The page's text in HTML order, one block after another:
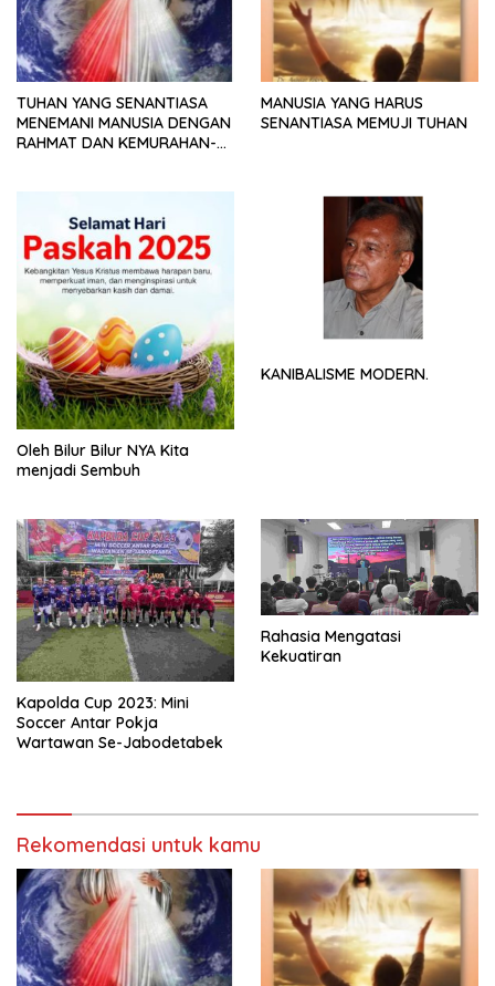
TUHAN YANG SENANTIASA
MENEMANI MANUSIA DENGAN
RAHMAT DAN KEMURAHAN-
MANUSIA YANG HARUS
SENANTIASA MEMUJI TUHAN
Oleh Bilur Bilur NYA Kita
menjadi Sembuh
KANIBALISME MODERN.
Kapolda Cup 2023: Mini
Soccer Antar Pokja
Wartawan Se-Jabodetabek
Rahasia Mengatasi
Kekuatiran
Rekomendasi untuk kamu